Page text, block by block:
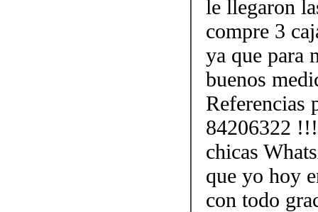
le llegaron
compre 3
ya que para
buenos
Referencias
84206322
chicas
que yo hoy
con todo